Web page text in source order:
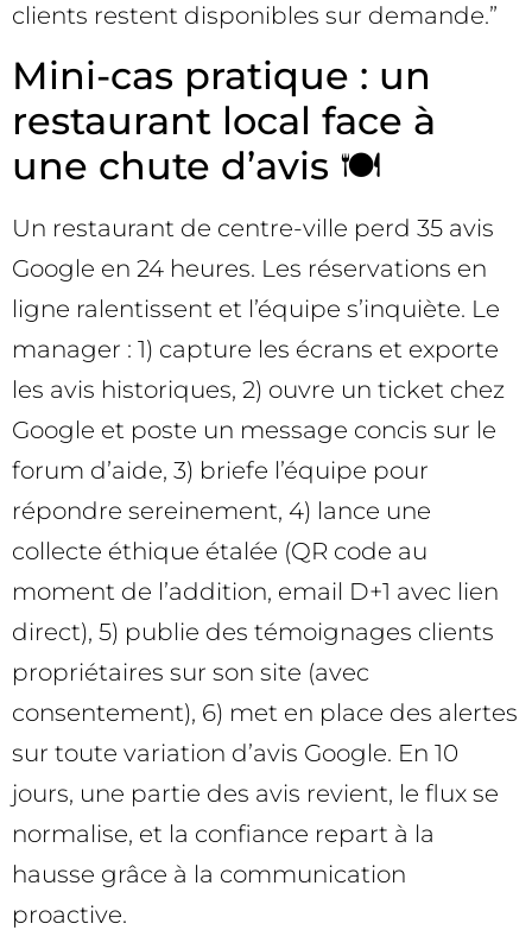
clients restent disponibles sur demande.”
Mini-cas pratique : un
restaurant local face à
une chute d’avis 🍽️
Un restaurant de centre-ville perd 35 avis
Google en 24 heures. Les réservations en
ligne ralentissent et l’équipe s’inquiète. Le
manager : 1) capture les écrans et exporte
les avis historiques, 2) ouvre un ticket chez
Google et poste un message concis sur le
forum d’aide, 3) briefe l’équipe pour
répondre sereinement, 4) lance une
collecte éthique étalée (QR code au
moment de l’addition, email D+1 avec lien
direct), 5) publie des témoignages clients
propriétaires sur son site (avec
consentement), 6) met en place des alertes
sur toute variation d’avis Google. En 10
jours, une partie des avis revient, le flux se
normalise, et la confiance repart à la
hausse grâce à la communication
proactive.